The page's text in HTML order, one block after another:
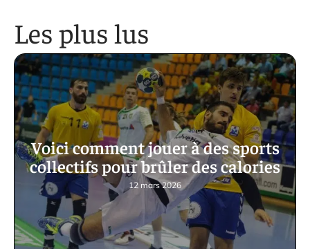
Les plus lus
Voici comment jouer à des sports
collectifs pour brûler des calories
12 mars 2026